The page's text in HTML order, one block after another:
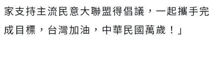
家支持主流民意大聯盟得倡議，一起攜手完
成目標，台灣加油，中華民國萬歲！」